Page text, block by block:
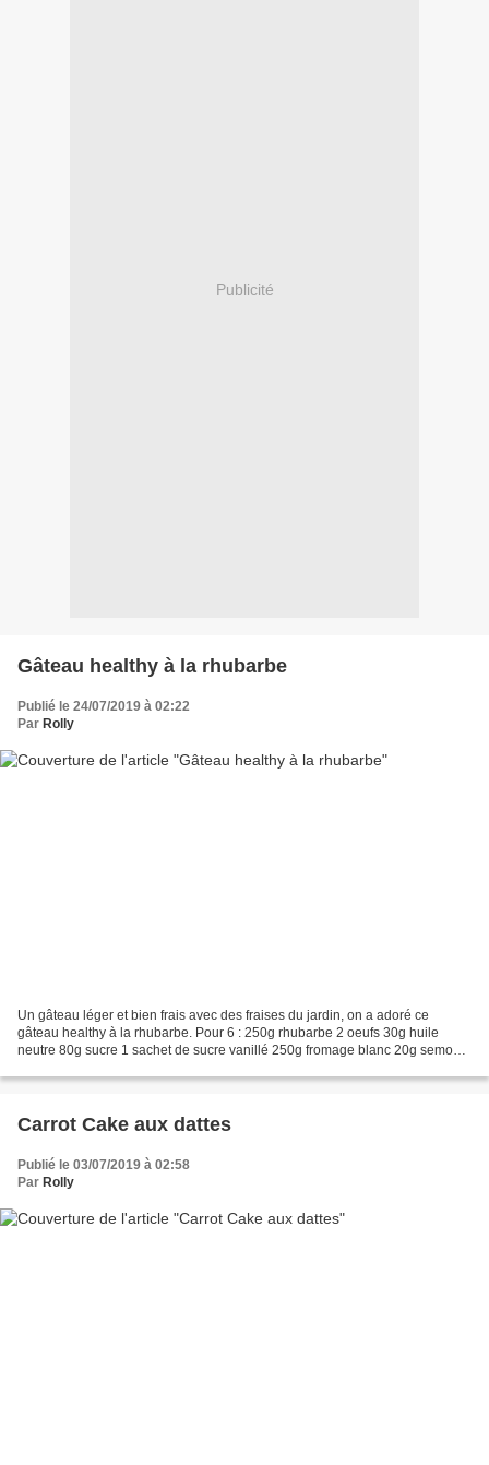
Publicité
Gâteau healthy à la rhubarbe
Publié le 24/07/2019 à 02:22
Par Rolly
Un gâteau léger et bien frais avec des fraises du jardin, on a adoré ce
gâteau healthy à la rhubarbe. Pour 6 : 250g rhubarbe 2 oeufs 30g huile
neutre 80g sucre 1 sachet de sucre vanillé 250g fromage blanc 20g semoule
Carrot Cake aux dattes
Publié le 03/07/2019 à 02:58
Par Rolly